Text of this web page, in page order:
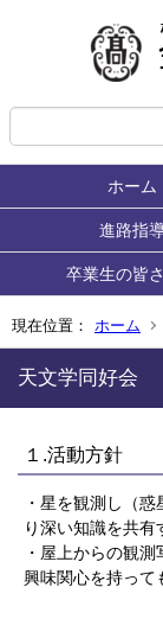
ホーム
進路指
卒業生の皆
現在位置： ホーム
天文学同好会
１.活動方針
・星を観測し（
り深い知識を共有
・屋上からの観
興味関心を持って